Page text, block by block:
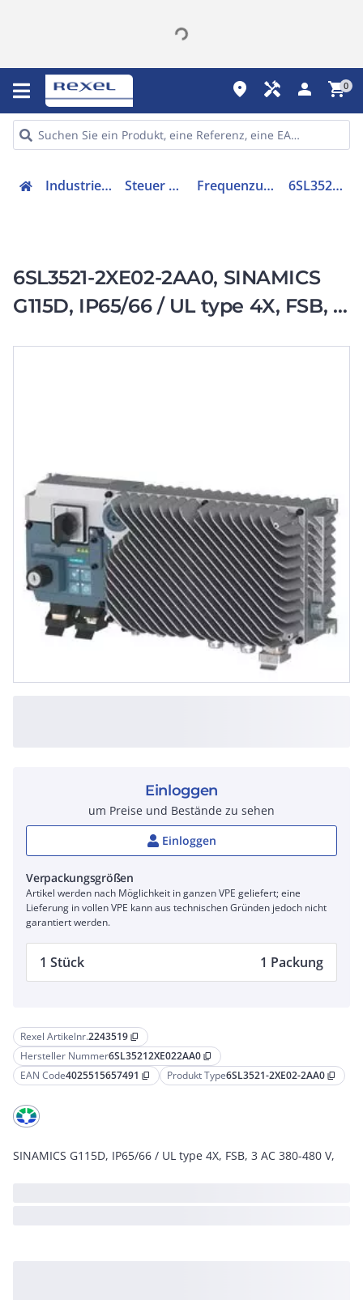
place handyman person shopping_cart0
Industriekomponenten Steuer & Regelgeräte Frequenzumrichter =< 1 kV 6SL35212XE022AA0
6SL3521-2XE02-2AA0, SINAMICS
G115D, IP65/66 / UL type 4X, FSB, 3
Rexel Artikelnr.2243519 content_copy
Hersteller Nummer6SL35212XE022AA0 content_copy
EAN Code4025515657491 content_copy Produkt Type6SL3521-2XE02-2AA0 content_copy
SINAMICS G115D, IP65/66 / UL type 4X, FSB, 3 AC 380-480 V,
Einloggen
um Preise und Bestände zu sehen
Einloggen
Verpackungsgrößen
Artikel werden nach Möglichkeit in ganzen VPE geliefert; eine
Lieferung in vollen VPE kann aus technischen Gründen jedoch nicht
garantiert werden.
1 Stück 1 Packung